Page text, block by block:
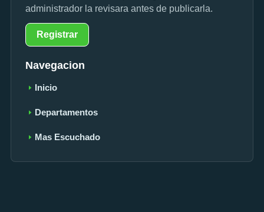
administrador la revisara antes de publicarla.
Registrar
Navegacion
Inicio
Departamentos
Mas Escuchado